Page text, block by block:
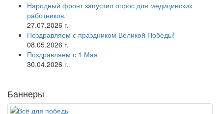
Народный фронт запустил опрос для медицинских
работников.
27.07.2026 г.
Поздравляем с праздником Великой Победы!
08.05.2026 г.
Поздравляем с 1 Мая
30.04.2026 г.
Баннеры